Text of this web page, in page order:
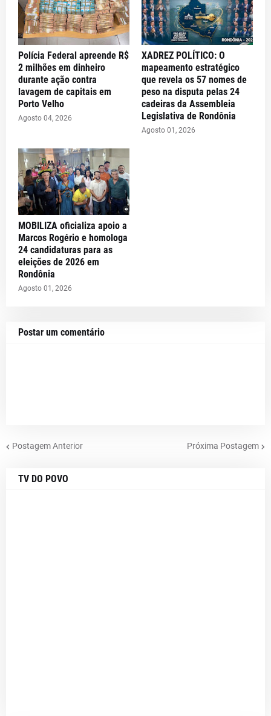
Polícia Federal apreende R$
2 milhões em dinheiro
durante ação contra
lavagem de capitais em
Porto Velho
Agosto 04, 2026
XADREZ POLÍTICO: O
mapeamento estratégico
que revela os 57 nomes de
peso na disputa pelas 24
cadeiras da Assembleia
Legislativa de Rondônia
Agosto 01, 2026
MOBILIZA oficializa apoio a
Marcos Rogério e homologa
24 candidaturas para as
eleições de 2026 em
Rondônia
Agosto 01, 2026
Postar um comentário
Postagem Anterior Próxima Postagem
TV DO POVO